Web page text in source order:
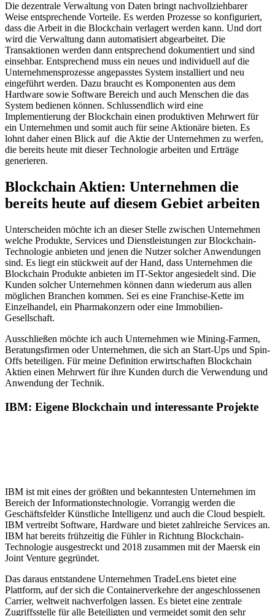
Die dezentrale Verwaltung von Daten bringt nachvollziehbarer
Weise entsprechende Vorteile. Es werden Prozesse so konfiguriert,
dass die Arbeit in die Blockchain verlagert werden kann. Und dort
wird die Verwaltung dann automatisiert abgearbeitet. Die
Transaktionen werden dann entsprechend dokumentiert und sind
einsehbar. Entsprechend muss ein neues und individuell auf die
Unternehmensprozesse angepasstes System installiert und neu
eingeführt werden. Dazu braucht es Komponenten aus dem
Hardware sowie Software Bereich und auch Menschen die das
System bedienen können. Schlussendlich wird eine
Implementierung der Blockchain einen produktiven Mehrwert für
ein Unternehmen und somit auch für seine Aktionäre bieten. Es
lohnt daher einen Blick auf die Aktie der Unternehmen zu werfen,
die bereits heute mit dieser Technologie arbeiten und Erträge
generieren.
Blockchain Aktien: Unternehmen die
bereits heute auf diesem Gebiet arbeiten
Unterscheiden möchte ich an dieser Stelle zwischen Unternehmen
welche Produkte, Services und Dienstleistungen zur Blockchain-
Technologie anbieten und jenen die Nutzer solcher Anwendungen
sind. Es liegt ein stückweit auf der Hand, dass Unternehmen die
Blockchain Produkte anbieten im IT-Sektor angesiedelt sind. Die
Kunden solcher Unternehmen können dann wiederum aus allen
möglichen Branchen kommen. Sei es eine Franchise-Kette im
Einzelhandel, ein Pharmakonzern oder eine Immobilien-
Gesellschaft.
Ausschließen möchte ich auch Unternehmen wie Mining-Farmen,
Beratungsfirmen oder Unternehmen, die sich an Start-Ups und Spin-
Offs beteiligen. Für meine Definition erwirtschaften Blockchain
Aktien einen Mehrwert für ihre Kunden durch die Verwendung und
Anwendung der Technik.
IBM: Eigene Blockchain und interessante Projekte
IBM ist mit eines der größten und bekanntesten Unternehmen im
Bereich der Informationstechnologie. Vorrangig werden die
Geschäftsfelder Künstliche Intelligenz und auch die Cloud bespielt.
IBM vertreibt Software, Hardware und bietet zahlreiche Services an.
IBM hat bereits frühzeitig die Fühler in Richtung Blockchain-
Technologie ausgestreckt und 2018 zusammen mit der Maersk ein
Joint Venture gegründet.
Das daraus entstandene Unternehmen TradeLens bietet eine
Plattform, auf der sich die Containerverkehre der angeschlossenen
Carrier, weltweit nachverfolgen lassen. Es bietet eine zentrale
Zugriffsstelle für alle Beteiligten und vermeidet somit den sehr